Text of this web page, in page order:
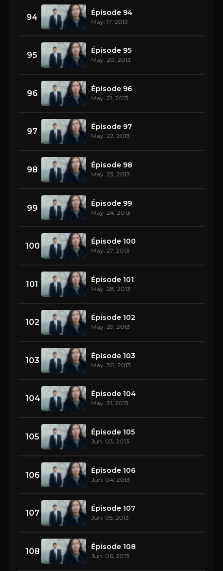
94 Épisode 94
May. 17, 2013
95 Épisode 95
May. 20, 2013
96 Épisode 96
May. 21, 2013
97 Épisode 97
May. 22, 2013
98 Épisode 98
May. 23, 2013
99 Épisode 99
May. 24, 2013
100 Épisode 100
May. 27, 2013
101 Épisode 101
May. 28, 2013
102 Épisode 102
May. 29, 2013
103 Épisode 103
May. 30, 2013
104 Épisode 104
May. 31, 2013
105 Épisode 105
Jun. 03, 2013
106 Épisode 106
Jun. 04, 2013
107 Épisode 107
Jun. 05, 2013
108 Épisode 108
Jun. 06, 2013